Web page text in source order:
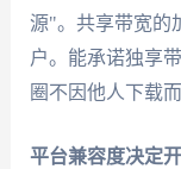
源"。共享带宽的
户。能承诺独享
圈不因他人下载而
平台兼容度决定